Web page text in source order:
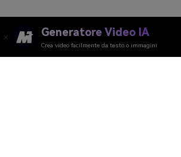
Generatore Video IA
Crea video facilmente da testo o immagini